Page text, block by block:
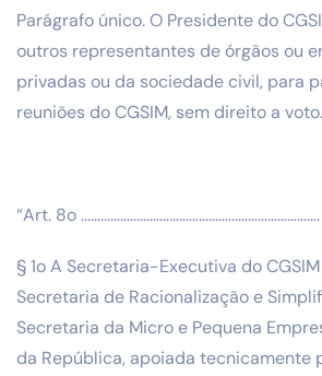
Parágrafo único. O Presidente do
outros representantes de órgãos ou
privadas ou da sociedade civil, para
reuniões do CGSIM, sem direito a
“Art. 8o ……………………………………………………………….
§ 1o A Secretaria-Executiva do
Secretaria de Racionalização e
Secretaria da Micro e Pequena
da República, apoiada tecnicamente